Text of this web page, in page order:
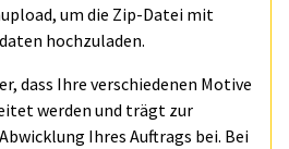
um die Zip-Datei mit
hochzuladen.
dass Ihre verschiedenen Motive
werden und trägt zur
Ihres Auftrags bei. Bei